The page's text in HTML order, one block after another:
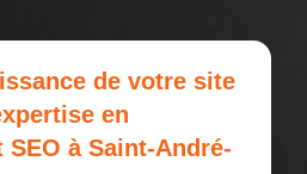
de votre site
en
SEO à Saint-André-